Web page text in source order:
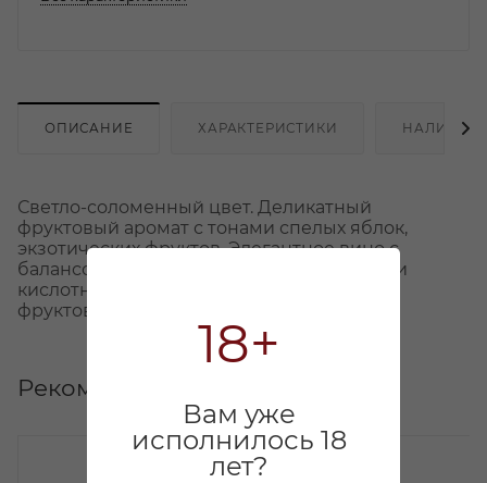
18+
Вам уже
исполнилось 18
лет?
ОПИСАНИЕ ХАРАКТЕРИСТИКИ НАЛИЧИЕ
Светло-соломенный цвет. Деликатный
фруктовый аромат с тонами спелых яблок,
экзотических фруктов. Элегантное вино с
балансом приятной фруктовой сладости и
кислотности, с приятным и освежающим
фруктовым послевкусием.
Рекомендуем